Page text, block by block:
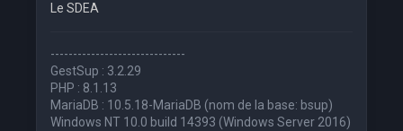
Le SDEA
------------------------------
GestSup : 3.2.29
PHP : 8.1.13
MariaDB : 10.5.18-MariaDB (nom de la base: bsup)
Windows NT 10.0 build 14393 (Windows Server 2016)